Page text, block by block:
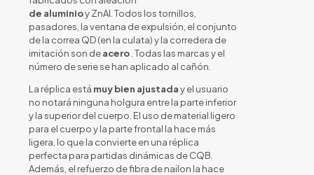
de aluminioy ZnAl. Todos los tornillos,
pasadores, la ventana de expulsión, el conjunto
de la correa QD (en la culata) y la corredera de
imitación son deacero . Todas las marcas y el
número de serie se han aplicado al cañón.
La réplica está muy bien ajustaday el usuario
no notará ninguna holgura entre la parte inferior
y la superior del cuerpo. El uso de material ligero
para el cuerpo y la parte frontal la hace más
ligera, lo que la convierte en una réplica
perfecta para partidas dinámicas de CQB.
Además, el refuerzo de fibra de nailon la hace